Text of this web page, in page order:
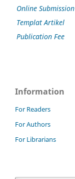
Online Submission
Templat Artikel
Publication Fee
Information
For Readers
For Authors
For Librarians